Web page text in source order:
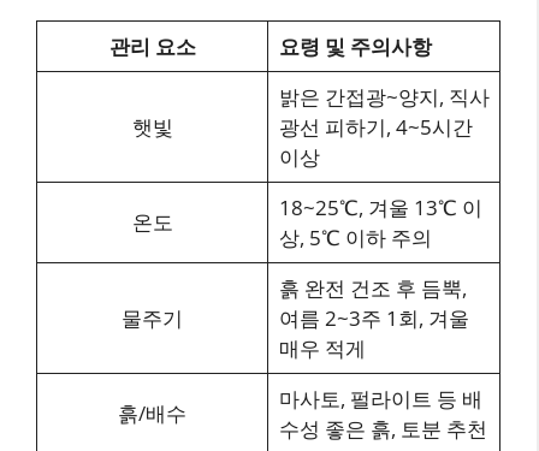
관리 요소 요령 및 주의사항
햇빛
밝은 간접광~양지, 직사
광선 피하기, 4~5시간
이상
온도
18~25℃, 겨울 13℃ 이
상, 5℃ 이하 주의
물주기
흙 완전 건조 후 듬뿍,
여름 2~3주 1회, 겨울
매우 적게
흙/배수
마사토, 펄라이트 등 배
수성 좋은 흙, 토분 추천